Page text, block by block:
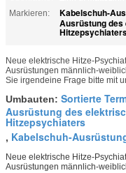
Markieren:
Kabelschuh-
Ausrüstung
Neue elektrische Hitze-
Ausrüstungen männlich-
Sie irgendeine Frage bitte mit
Umbauten: Sortierte
Ausrüstung des
Hitzepsychiaters
, Kabelschuh-
Neue elektrische Hitze-
Ausrüstungen männlich-